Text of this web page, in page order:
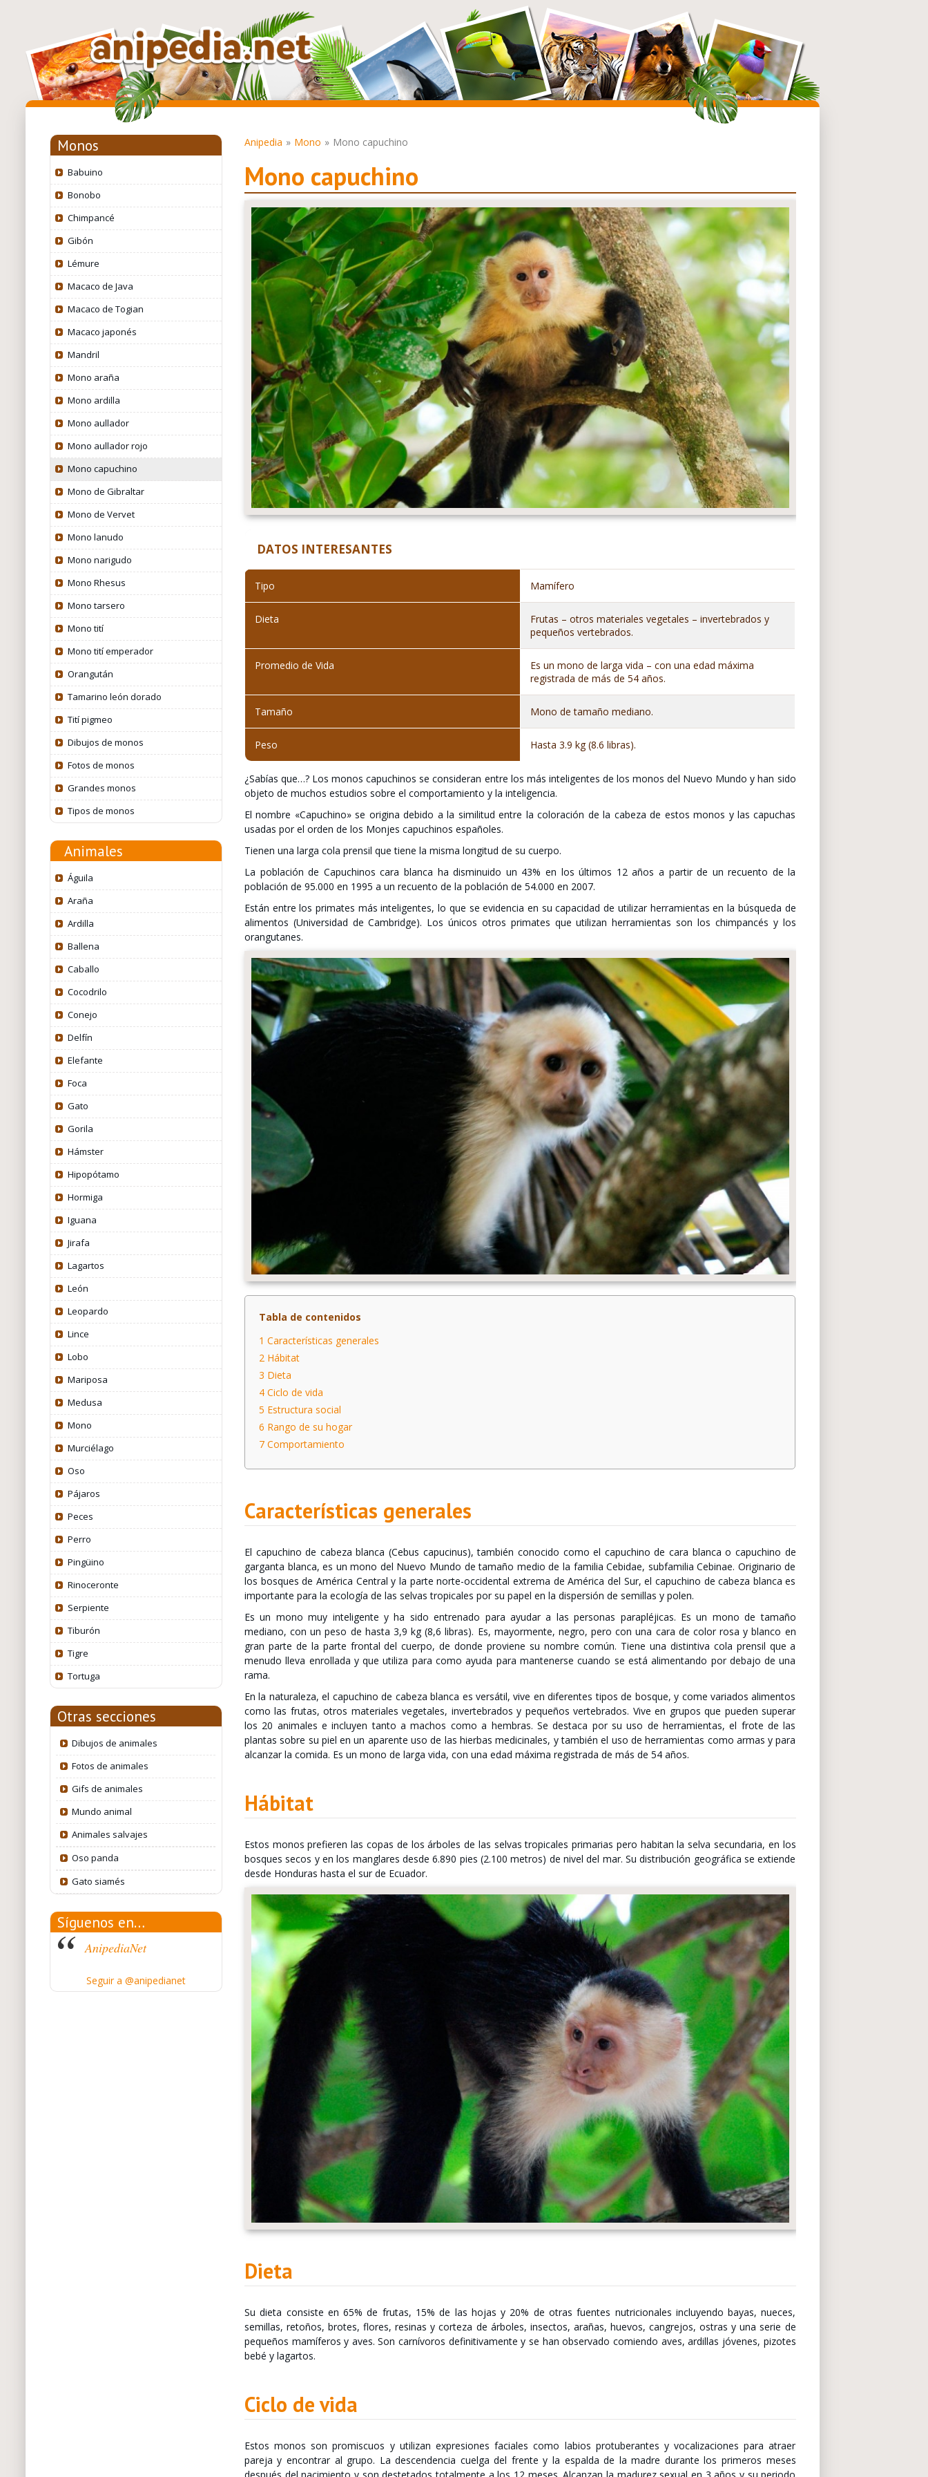
Monos
Babuino
Bonobo
Chimpancé
Gibón
Lémure
Macaco de Java
Macaco de Togian
Macaco japonés
Mandril
Mono araña
Mono ardilla
Mono aullador
Mono aullador rojo
Mono capuchino
Mono de Gibraltar
Mono de Vervet
Mono lanudo
Mono narigudo
Mono Rhesus
Mono tarsero
Mono tití
Mono tití emperador
Orangután
Tamarino león dorado
Tití pigmeo
Dibujos de monos
Fotos de monos
Grandes monos
Tipos de monos
Animales
Águila
Araña
Ardilla
Ballena
Caballo
Cocodrilo
Conejo
Delfín
Elefante
Foca
Gato
Gorila
Hámster
Hipopótamo
Hormiga
Iguana
Jirafa
Lagartos
León
Leopardo
Lince
Lobo
Mariposa
Medusa
Mono
Murciélago
Oso
Pájaros
Peces
Perro
Pingüino
Rinoceronte
Serpiente
Tiburón
Tigre
Tortuga
Otras secciones
Dibujos de animales
Fotos de animales
Gifs de animales
Mundo animal
Animales salvajes
Oso panda
Gato siamés
Síguenos en…
AnipediaNet
Seguir a @anipedianet
Anipedia Mono Mono capuchino
Mono capuchino
DATOS INTERESANTES
Tipo Mamífero
Dieta
Frutas – otros materiales vegetales – invertebrados y
pequeños vertebrados.
Promedio de Vida
Es un mono de larga vida – con una edad máxima
registrada de más de 54 años.
Tamaño Mono de tamaño mediano.
Peso Hasta 3.9 kg (8.6 libras).
¿Sabías que…? Los monos capuchinos se consideran entre los más inteligentes de los monos del Nuevo Mundo y han sido
objeto de muchos estudios sobre el comportamiento y la inteligencia.
El nombre «Capuchino» se origina debido a la similitud entre la coloración de la cabeza de estos monos y las capuchas
usadas por el orden de los Monjes capuchinos españoles.
Tienen una larga cola prensil que tiene la misma longitud de su cuerpo.
La población de Capuchinos cara blanca ha disminuido un 43% en los últimos 12 años a partir de un recuento de la
población de 95.000 en 1995 a un recuento de la población de 54.000 en 2007.
Están entre los primates más inteligentes, lo que se evidencia en su capacidad de utilizar herramientas en la búsqueda de
alimentos (Universidad de Cambridge). Los únicos otros primates que utilizan herramientas son los chimpancés y los
orangutanes.
Tabla de contenidos
1 Características generales
2Hábitat
3 Dieta
4Ciclo de vida
5 Estructura social
6 Rango de su hogar
7Comportamiento
Características generales
El capuchino de cabeza blanca (Cebus capucinus), también conocido como el capuchino de cara blanca o capuchino de
garganta blanca, es un mono del Nuevo Mundo de tamaño medio de la familia Cebidae, subfamilia Cebinae. Originario de
los bosques de América Central y la parte norte-occidental extrema de América del Sur, el capuchino de cabeza blanca es
importante para la ecología de las selvas tropicales por su papel en la dispersión de semillas y polen.
Es un mono muy inteligente y ha sido entrenado para ayudar a las personas parapléjicas. Es un mono de tamaño
mediano, con un peso de hasta 3,9 kg (8,6 libras). Es, mayormente, negro, pero con una cara de color rosa y blanco en
gran parte de la parte frontal del cuerpo, de donde proviene su nombre común. Tiene una distintiva cola prensil que a
menudo lleva enrollada y que utiliza para como ayuda para mantenerse cuando se está alimentando por debajo de una
rama.
En la naturaleza, el capuchino de cabeza blanca es versátil, vive en diferentes tipos de bosque, y come variados alimentos
como las frutas, otros materiales vegetales, invertebrados y pequeños vertebrados. Vive en grupos que pueden superar
los 20 animales e incluyen tanto a machos como a hembras. Se destaca por su uso de herramientas, el frote de las
plantas sobre su piel en un aparente uso de las hierbas medicinales, y también el uso de herramientas como armas y para
alcanzar la comida. Es un mono de larga vida, con una edad máxima registrada de más de 54 años.
Hábitat
Estos monos prefieren las copas de los árboles de las selvas tropicales primarias pero habitan la selva secundaria, en los
bosques secos y en los manglares desde 6.890 pies (2.100 metros) de nivel del mar. Su distribución geográfica se extiende
desde Honduras hasta el sur de Ecuador.
Dieta
Su dieta consiste en 65% de frutas, 15% de las hojas y 20% de otras fuentes nutricionales incluyendo bayas, nueces,
semillas, retoños, brotes, flores, resinas y corteza de árboles, insectos, arañas, huevos, cangrejos, ostras y una serie de
pequeños mamíferos y aves. Son carnívoros definitivamente y se han observado comiendo aves, ardillas jóvenes, pizotes
bebé y lagartos.
Ciclo de vida
Estos monos son promiscuos y utilizan expresiones faciales como labios protuberantes y vocalizaciones para atraer
pareja y encontrar al grupo. La descendencia cuelga del frente y la espalda de la madre durante los primeros meses